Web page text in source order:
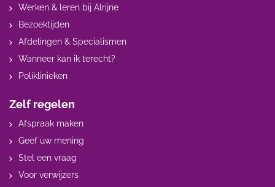
Werken & leren bij Alrijne
Bezoektijden
Afdelingen & Specialismen
Wanneer kan ik terecht?
Poliklinieken
Zelf regelen
Afspraak maken
Geef uw mening
Stel een vraag
Voor verwijzers